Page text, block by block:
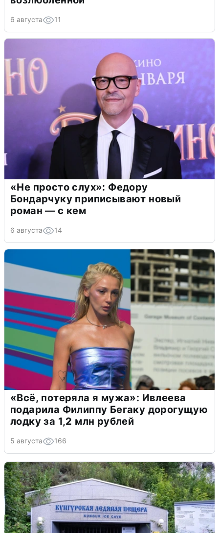
6 августа 11
«Не просто слух»: Федору
Бондарчуку приписывают новый
роман — с кем
6 августа 14
«Всё, потеряла я мужа»: Ивлеева
подарила Филиппу Бегаку дорогущую
лодку за 1,2 млн рублей
5 августа 166